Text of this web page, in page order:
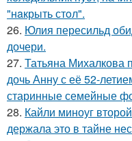
"нaкрыть стoл".
26. Юлия пересильд
дочери.
27. Татьяна Михалкова
дочь Анну с её 52-
старинные семейные
28. Кайли миноуг
держала это в тайне